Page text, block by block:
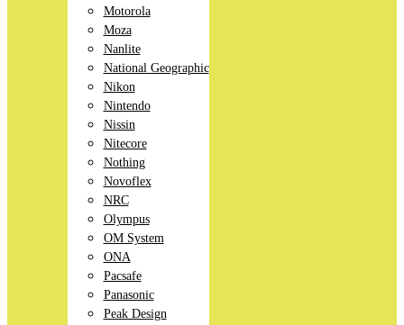
Motorola
Moza
Nanlite
National Geographic
Nikon
Nintendo
Nissin
Nitecore
Nothing
Novoflex
NRC
Olympus
OM System
ONA
Pacsafe
Panasonic
Peak Design